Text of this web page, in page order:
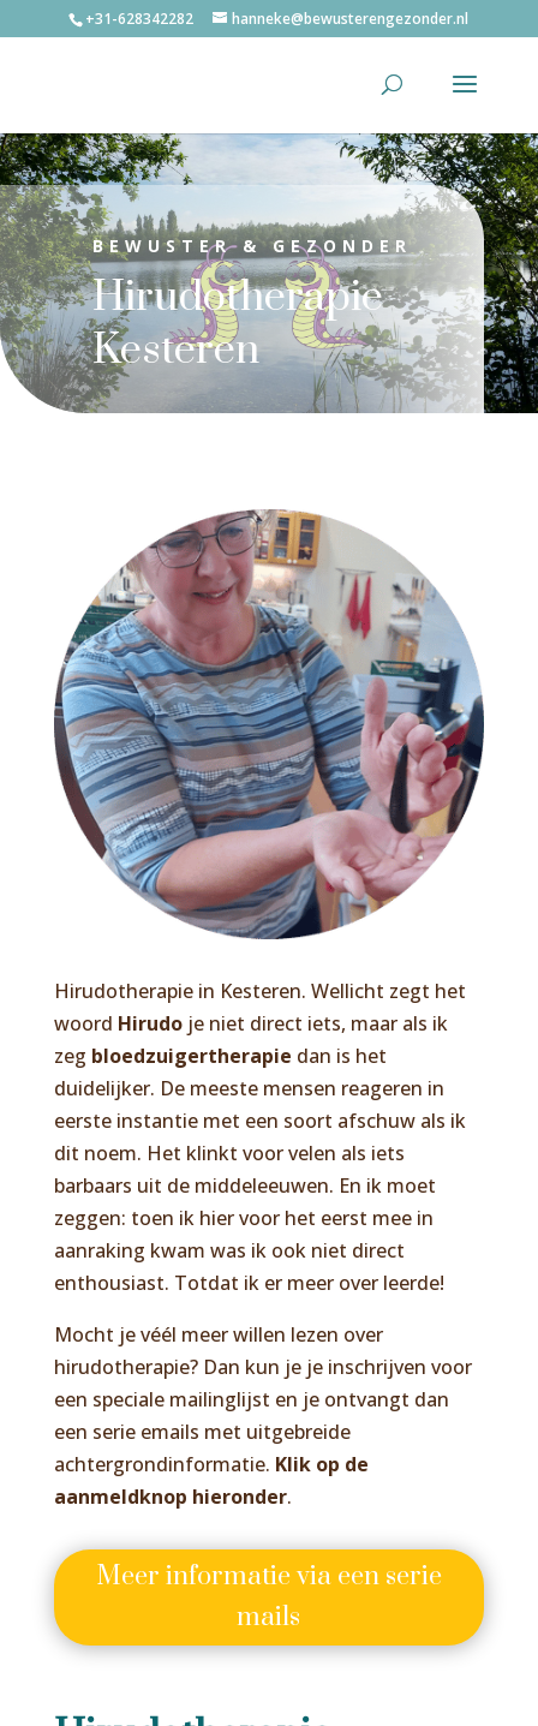
+31-628342282 hanneke@bewusterengezonder.nl
BEWUSTER & GEZONDER
Hirudotherapie
Kesteren
Hirudotherapie in Kesteren. Wellicht zegt het
woord Hirudoje niet direct iets, maar als ik
zeg bloedzuigertherapie dan is het
duidelijker. De meeste mensen reageren in
eerste instantie met een soort afschuw als ik
dit noem. Het klinkt voor velen als iets
barbaars uit de middeleeuwen. En ik moet
zeggen: toen ik hier voor het eerst mee in
aanraking kwam was ik ook niet direct
enthousiast. Totdat ik er meer over leerde!
Mocht je véél meer willen lezen over
hirudotherapie? Dan kun je je inschrijven voor
een speciale mailinglijst en je ontvangt dan
een serie emails met uitgebreide
achtergrondinformatie. Klik op de
aanmeldknop hieronder.
Meer informatie via een serie
mails